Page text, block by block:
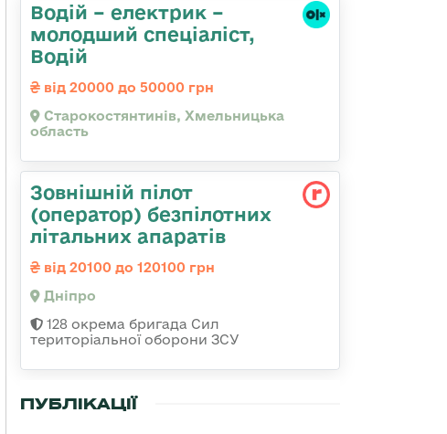
Водій – електрик –
молодший спеціаліст,
Водій
від 20000 до 50000 грн
Старокостянтинів, Хмельницька
область
Зовнішній пілот
(оператор) безпілотних
літальних апаратів
від 20100 до 120100 грн
Дніпро
128 окрема бригада Сил
територіальної оборони ЗСУ
ПУБЛІКАЦІЇ